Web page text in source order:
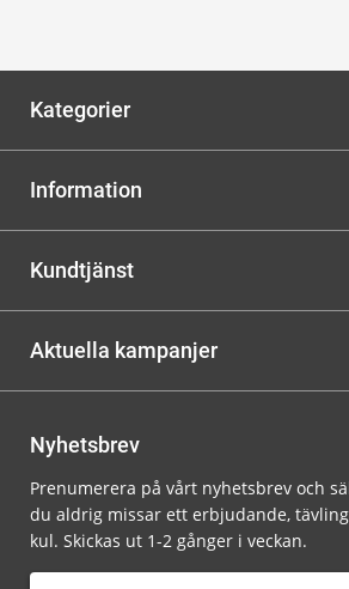
Kategorier
Information
Kundtjänst
Aktuella kampanjer
Nyhetsbrev
Prenumerera på vårt nyhetsbrev och
du aldrig missar ett erbjudande,
kul. Skickas ut 1-2 gånger i veckan.